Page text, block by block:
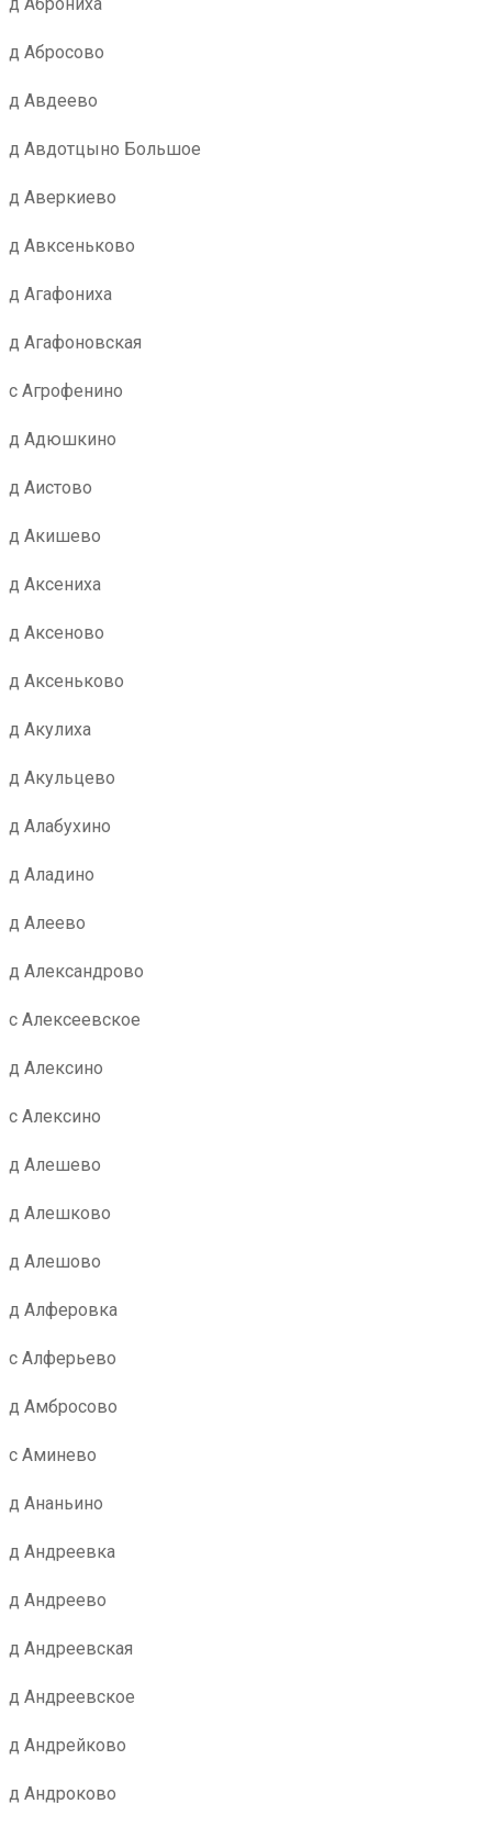
д Абросово
д Авдеево
д Авдотцыно Большое
д Аверкиево
д Авксеньково
д Агафониха
д Агафоновская
с Агрофенино
д Адюшкино
д Аистово
д Акишево
д Аксениха
д Аксеново
д Аксеньково
д Акулиха
д Акульцево
д Алабухино
д Аладино
д Алеево
д Александрово
с Алексеевское
д Алексино
с Алексино
д Алешево
д Алешково
д Алешово
д Алферовка
с Алферьево
д Амбросово
с Аминево
д Ананьино
д Андреевка
д Андреево
д Андреевская
д Андреевское
д Андрейково
д Андроково